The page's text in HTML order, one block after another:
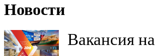
Новости
Вакансия